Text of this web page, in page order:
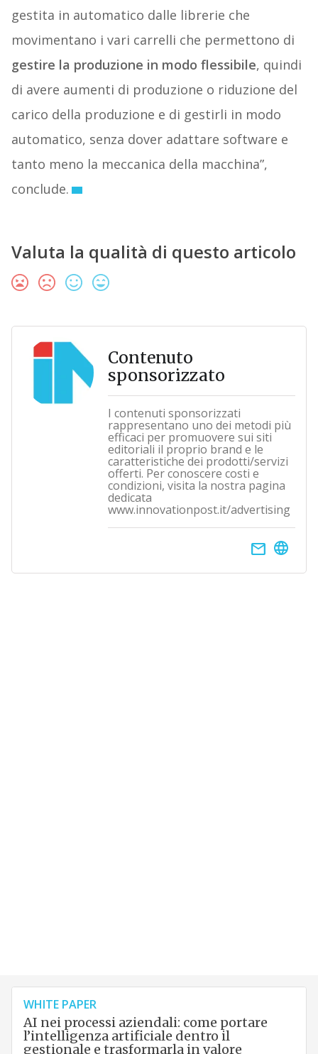
gestita in automatico dalle librerie che
movimentano i vari carrelli che permettono di
gestire la produzione in modo flessibile, quindi
di avere aumenti di produzione o riduzione del
carico della produzione e di gestirli in modo
automatico, senza dover adattare software e
tanto meno la meccanica della macchina”,
conclude.
Valuta la qualità di questo articolo
Contenuto
sponsorizzato
I contenuti sponsorizzati
rappresentano uno dei metodi più
efficaci per promuovere sui siti
editoriali il proprio brand e le
caratteristiche dei prodotti/servizi
offerti. Per conoscere costi e
condizioni, visita la nostra pagina
dedicata
www.innovationpost.it/advertising
email
WHITE PAPER
AI nei processi aziendali: come portare
l’intelligenza artificiale dentro il
gestionale e trasformarla in valore